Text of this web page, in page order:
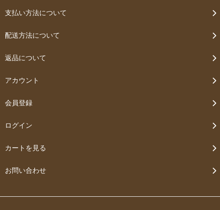
支払い方法について
配送方法について
返品について
アカウント
会員登録
ログイン
カートを見る
お問い合わせ